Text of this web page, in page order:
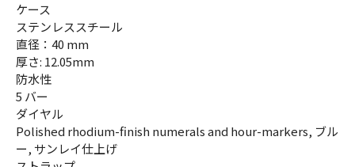
ケース
ステンレススチール
直径：40 mm
厚さ: 12.05mm
防水性
5 バー
ダイヤル
Polished rhodium-finish numerals and hour-markers, ブル
ー, サンレイ仕上げ